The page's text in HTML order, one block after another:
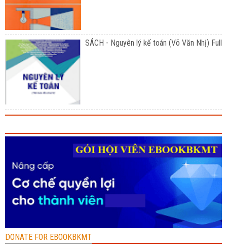
SÁCH - Nguyên lý kế toán (Võ Văn Nhị) Full
DONATE FOR EBOOKBKMT